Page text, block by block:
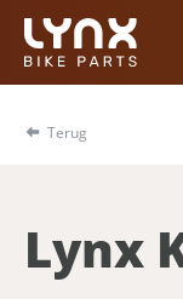
Terug
Lynx